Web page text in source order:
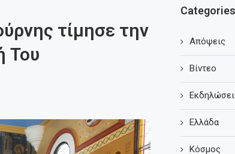
τίμησε την
Του
Categories
Απόψεις
Βίντεο
Ελλάδα
Κόσμος